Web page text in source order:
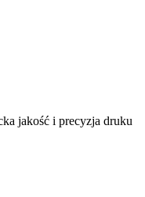
jakość i precyzja druku